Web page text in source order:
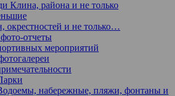
Клина, района и не только
окрестностей и не только…
отчеты
мероприятий
набережные, пляжи, фонтаны и